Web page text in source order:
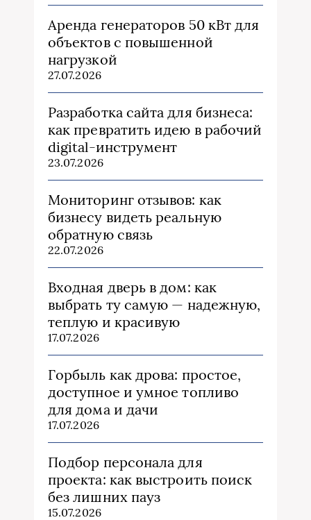
Аренда генераторов 50 кВт для
объектов с повышенной
нагрузкой
27.07.2026
Разработка сайта для бизнеса:
как превратить идею в рабочий
digital-инструмент
23.07.2026
Мониторинг отзывов: как
бизнесу видеть реальную
обратную связь
22.07.2026
Входная дверь в дом: как
выбрать ту самую — надежную,
теплую и красивую
17.07.2026
Горбыль как дрова: простое,
доступное и умное топливо
для дома и дачи
17.07.2026
Подбор персонала для
проекта: как выстроить поиск
без лишних пауз
15.07.2026